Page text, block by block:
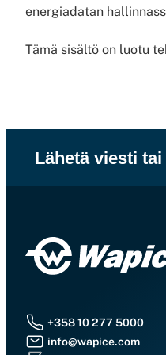
energiadatan
Tämä sisältö on luotu
Lähetä viesti
+358 10 277 5000
info@wapice.com